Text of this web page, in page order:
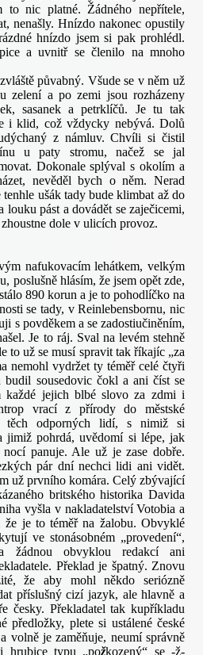
nic platné. Žádného nepřítele,
nenašly. Hnízdo nakonec opustily
hnízdo jsem si pak prohlédl.
a uvnitř se členilo na mnoho
půvabný. Všude se v něm už
zelení a po zemi jsou rozházeny
sasanek a petrklíčů. Je tu tak
i klid, což vždycky nebývá. Dolů
z námluv. Chvíli si čistil
u paty stromu, načež se jal
Dokonale splýval s okolím a
nevěděl bych o něm. Nerad
ušák tady bude klimbat až do
louku pást a dovádět se zaječicemi,
dole v ulicích provoz.
nafukovacím lehátkem, velkým
poslušně hlásím, že jsem opět zde,
890 korun a je to pohodlíčko na
se tady, v Reinlebensbornu, nic
s povděkem a se zadostiučiněním,
Je to ráj. Sval na levém stehně
to už se musí spravit tak říkajíc „za
nemohl vydržet ty téměř celé čtyři
budil sousedovic čokl a ani číst se
každé jejich blbé slovo za zdmi i
vrací z přírody do městské
těch odporných lidí, s nimiž si
jimiž pohrdá, uvědomí si lépe, jak
panuje. Ale už je zase dobře.
pár dní nechci lidi ani vidět.
už prvního komára. Celý zbývající
britského historika Davida
vyšla v nakladatelství Votobia a
že je to téměř na žalobu. Obvyklé
ve stonásobném „provedení“,
žádnou obvyklou redakcí ani
Překlad je špatný. Znovu
že aby mohl někdo seriózně
příslušný cizí jazyk, ale hlavně a
česky. Překladatel tak kupříkladu
předložky, plete si ustálené české
volně je zaměňuje, neumí správně
hrubice typu „požkozený“ se -ž-